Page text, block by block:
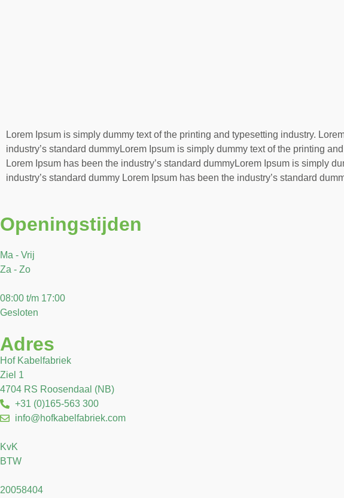
Lorem Ipsum is simply dummy text of the printing and typesetting industry.
industry’s standard dummyLorem Ipsum is simply dummy text of the printing
Lorem Ipsum has been the industry’s standard dummyLorem Ipsum is simply
industry’s standard dummy Lorem Ipsum has been the industry’s standard
Openingstijden
Ma - Vrij
Za - Zo
08:00 t/m 17:00
Gesloten
Adres
Hof Kabelfabriek
Ziel 1
4704 RS Roosendaal (NB)
+31 (0)165-563 300
info@hofkabelfabriek.com
KvK
BTW
20058404